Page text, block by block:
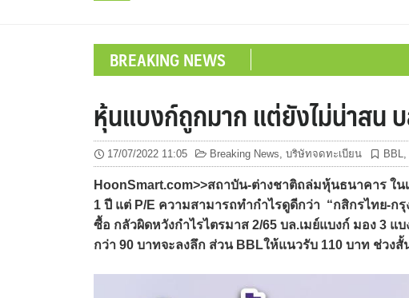
BREAKING NEWS
หุ้นแบงก์ถูกมาก แต่ยังไม่น่าสน
17/07/2022 11:05 Breaking News, บริษัทจดทะเบียน BBL,
HoonSmart.com>>สถาบัน-ต่างชาติถล่มหุ้นธนาคาร ใ
1 ปี แต่ P/E ความสามารถทำกำไรดูดีกว่า “กสิกรไทย-กรุ
ซื้อ กลัวผิดหวังกำไรไตรมาส 2/65 บล.เมย์แบงก์ มอง 3
กว่า 90 บาทจะลงลึก ส่วน BBLให้แนวรับ 110 บาท ช่วง